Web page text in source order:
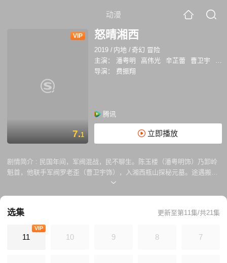
动漫
VIP
7.1
怒晴湘西
2019 / 内地 / 奇幻 冒险
主演：
潘粤明 高伟光 辛芷蕾 曹卫宇
盛
导演：
费振翔
腾讯
立即播放
剧情简介 : 民国年间，军阀混战，民不聊生。陈玉楼（潘粤明饰）乃卸岭
魁首，他联手军阀罗老歪（曹卫宇饰），入湘西瓶山探秘元墓。途遇搬山
道人鹧鸪哨（高伟光饰），搬山历来不为财物，只为寻找解除族人诅咒的
选集 更新至第11集/共21集
11
VIP
10 9 8 7